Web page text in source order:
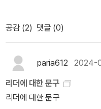
장이, 목수, 급사들 다양한 부
는데 철저히 계급적이며 선장
이 된다.실제로 포경선은 엄
거친 풍랑만큼이나 거친 인
이 든다. 그 시대 포경선의 1
찾아 온 죽음이라는 절대지
인에게 '에이해브'는 '우주와
전에 잃어버린 인간적 열정을
주는 매력적인 '피쿼드'호의
와 함께 하얀 물거품을 뒤로
고 그때 그는'He Was
임 남작도 못 만났으니 더 읽
보다는 시작이 덜 무겁게 느껴
없었으니 아무것도 예상 가
(<벵크하임 남작의 귀향>,
>는 구매 전 책 소개를 읽자마
읽는 것과 같다. <끝내주는
물의 이름이다. 읽어 본 책들
도저히 앗..그런데 <모비딕>
해 줘서 반가웠다. 물론 퀴퀘
내주는 괴물들> 의 매력은,
었다는 점이다. 두 번째 읽기
서 멈춘 나에게 이스마엘과 그
공감 (2) 댓글 (0)
paria612 2024-
리더에 대한 문구
리더에 대한 문구